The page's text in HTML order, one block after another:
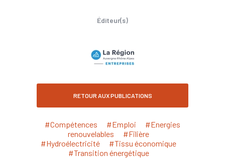
Éditeur(s)
RETOUR AUX PUBLICATIONS
#Compétences #Emploi
#Energies
renouvelables
#Filière
#Hydroélectricité
#Tissu économique
#Transition énergétique